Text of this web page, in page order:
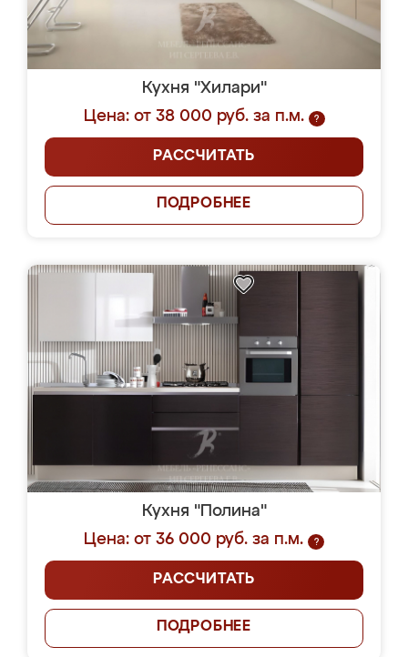
Кухня "Хилари"
Цена: от 38 000 руб. за п.м.
?
РАССЧИТАТЬ
ПОДРОБНЕЕ
Кухня "Полина"
Цена: от 36 000 руб. за п.м.
?
РАССЧИТАТЬ
ПОДРОБНЕЕ